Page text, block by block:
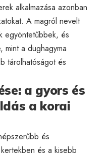
alkalmazása azonban
A magról nevelt
egyöntetűbbek, és
mint a dughagyma
tárolhatóságot és
a gyors és
a korai
és
és a kisebb